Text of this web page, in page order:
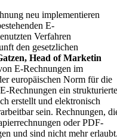
neu implementieren
E-
Verfahren
den gesetzlichen
Head of Marketin
E-Rechnungen im
europäischen Norm für die
Rechnungen ein
erstellt und elektronisch
sein. Rechnungen,
oder PDF-
und sind nicht mehr